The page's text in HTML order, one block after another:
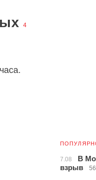
4
7.08
В
взрыв